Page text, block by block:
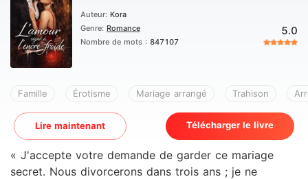
Auteur: Kora
Genre: Romance
Nombre de mots : 847107
5.0
Famille Érotisme Mariage arrangé Trahison
Lire maintenant Télécharger le livre
« J'accepte votre demande de garder ce mariage
secret. Nous divorcerons dans trois ans ; je ne